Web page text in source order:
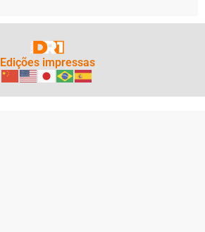
Edições impressas